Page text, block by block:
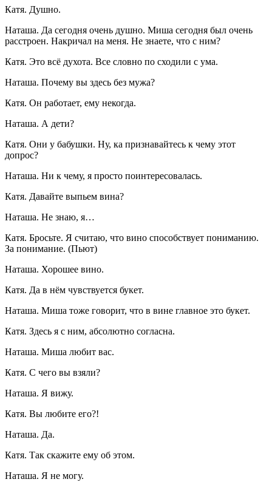
Катя. Душно.
Наташа. Да сегодня очень душно. Миша сегодня был очень
расстроен. Накричал на меня. Не знаете, что с ним?
Катя. Это всё духота. Все словно по сходили с ума.
Наташа. Почему вы здесь без мужа?
Катя. Он работает, ему некогда.
Наташа. А дети?
Катя. Они у бабушки. Ну, ка признавайтесь к чему этот
допрос?
Наташа. Ни к чему, я просто поинтересовалась.
Катя. Давайте выпьем вина?
Наташа. Не знаю, я…
Катя. Бросьте. Я считаю, что вино способствует пониманию.
За понимание. (Пьют)
Наташа. Хорошее вино.
Катя. Да в нём чувствуется букет.
Наташа. Миша тоже говорит, что в вине главное это букет.
Катя. Здесь я с ним, абсолютно согласна.
Наташа. Миша любит вас.
Катя. С чего вы взяли?
Наташа. Я вижу.
Катя. Вы любите его?!
Наташа. Да.
Катя. Так скажите ему об этом.
Наташа. Я не могу.